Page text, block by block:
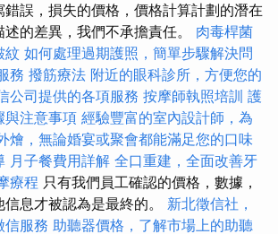
誤，損失的價格，價格計算計劃的潛在
的差異，我們不承擔責任。 肉毒桿菌
紋 如何處理過期護照，簡單步驟解決問
務 撥筋療法 附近的眼科診所，方便您的
公司提供的各項服務 按摩師執照培訓 護
與注意事項 經驗豐富的室內設計師，為
燴，無論婚宴或聚會都能滿足您的口味
月子餐費用詳解 全口重建，全面改善牙
療程 只有我們員工確認的價格，數據，
息才被認為是最終的。 新北徵信社，
信服務 助聽器價格，了解市場上的助聽